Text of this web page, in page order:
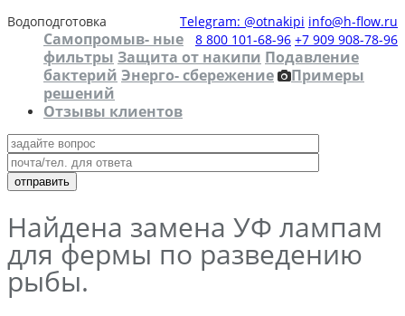
Водоподготовка Telegram: @otnakipi info@h-flow.ru
8 800 101-68-96 +7 909 908-78-96
Самопромыв- ные
фильтры Защита от накипи Подавление
бактерий Энерго- сбережение
Примеры
решений
Отзывы клиентов
Найдена замена УФ лампам
для фермы по разведению
рыбы.